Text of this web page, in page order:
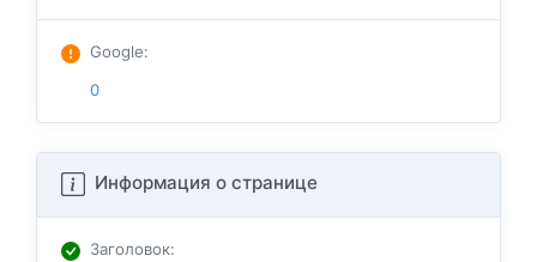
Google:
0
Информация о странице
Заголовок: